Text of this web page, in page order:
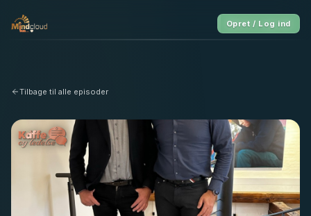
Opret / Log ind
Tilbage til alle episoder